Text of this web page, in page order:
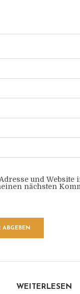
und Website
nächsten
WEITERLESEN